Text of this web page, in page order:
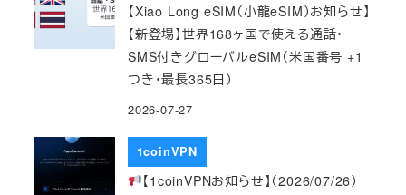
【Xiao Long eSIM（小龍eSIM）お知らせ】
【新登場】世界168ヶ国で使える通話・
SMS付きグローバルeSIM（米国番号 +1
つき・最長365日）
2026-07-27
1coinVPN
【1coinVPNお知らせ】（2026/07/26）